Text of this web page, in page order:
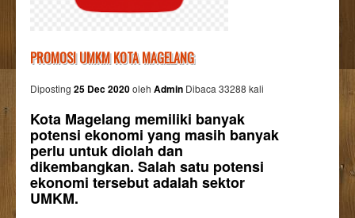
PROMOSI UMKM KOTA MAGELANG
Diposting 25 Dec 2020oleh Admin Dibaca 33288 kali
Kota Magelang memiliki banyak
potensi ekonomi yang masih banyak
perlu untuk diolah dan
dikembangkan. Salah satu potensi
ekonomi tersebut adalah sektor
UMKM.